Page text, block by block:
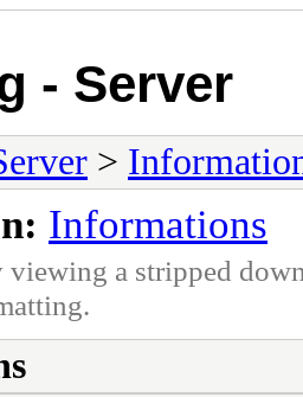
- Server
>
Informations
viewing a stripped